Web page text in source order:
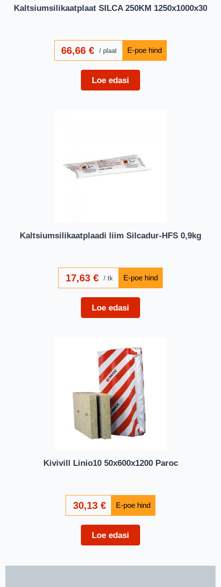
Kaltsiumsilikaatplaat SILCA 250KM 1250x1000x30
66,66€ plaat
Loe edasi
Kaltsiumsilikaatplaadi liim Silcadur-HFS 0,9kg
17,63 € tk
Loe edasi
Kivivill Linio10 50x600x1200 Paroc
30,13 €
Loe edasi